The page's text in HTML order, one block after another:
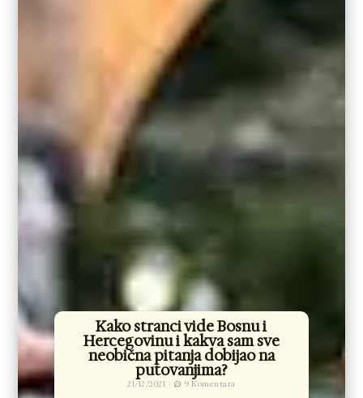
Kako stranci vide Bosnu i
Hercegovinu i kakva sam sve
neobična pitanja dobijao na
putovanjima?
21/12/2021 9 Komentara